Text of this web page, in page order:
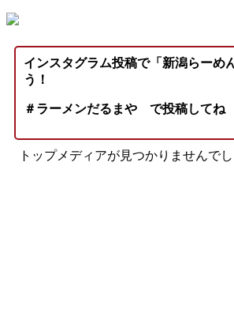
インスタグラム投稿で「新潟らーめ
う！
＃ラーメンだるまや で投稿してね
トップメディアが見つかりませんでし